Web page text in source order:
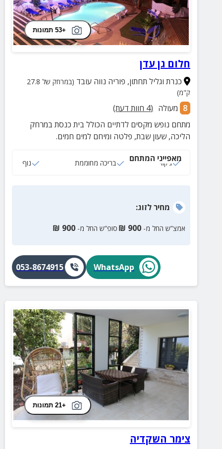
+53 תמונות
חלום גן עדן
כנרת וגליל תחתון, פוריה נווה עובד
(במרחק של 27.8
ק"מ)
8 מעולה (
4 חוות דעת)
מתחם נופש מקסים לדתיים הכולל בית כנסת במרחק
הליכה, שעון שבת, פלטה ומיחם למים חמים.
מאפייני המתחם
ג‘קוזי בריכה מחוממת נוף
מחירלזוג:
אמצ”ש החל מ- 900
₪ סופ”ש החל מ- 900
₪
WhatsApp
053-8674915
+21 תמונות
צימר השקדיה